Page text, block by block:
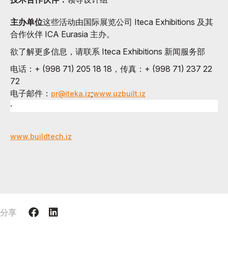
主办单位这些活动由国际展览公司 Iteca Exhibitions 及其
合作伙伴 ICA Eurasia 主办。
欲了解更多信息，请联系 Iteca Exhibitions 新闻服务部
电话：+ (998 71) 205 18 18，传真：+ (998 71) 237 22
72
电子邮件： pr@iteka.iz;www.uzbuilt.iz
·
www.buildtech.iz
分享